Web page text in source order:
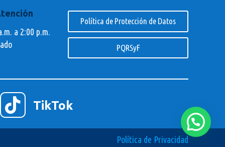
a 2:00 p.m.
Política de Protección de Datos
PQRSyF
 TikTok
Política de Privacidad